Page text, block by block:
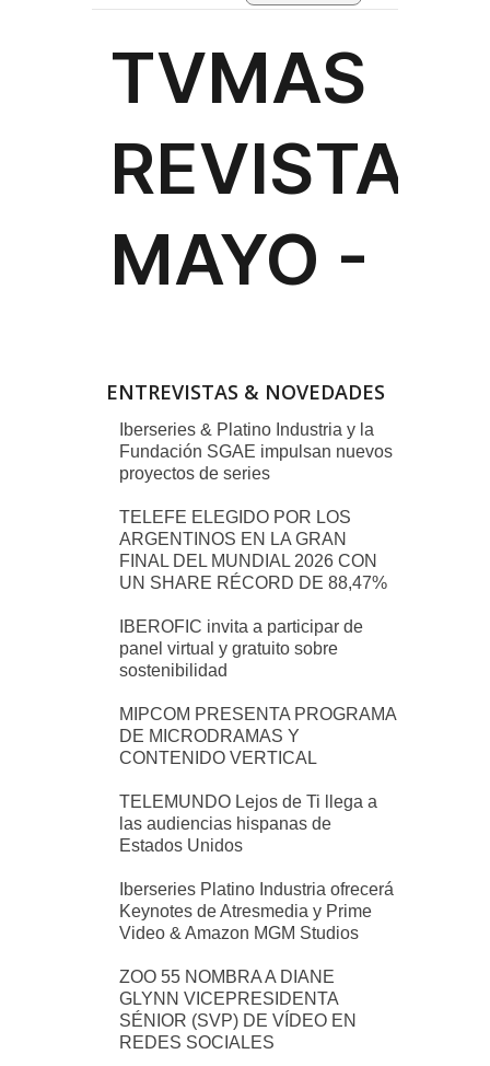
ENTREVISTAS & NOVEDADES
Iberseries & Platino Industria y la
Fundación SGAE impulsan nuevos
proyectos de series
TELEFE ELEGIDO POR LOS
ARGENTINOS EN LA GRAN
FINAL DEL MUNDIAL 2026 CON
UN SHARE RÉCORD DE 88,47%
IBEROFIC invita a participar de
panel virtual y gratuito sobre
sostenibilidad
MIPCOM PRESENTA PROGRAMA
DE MICRODRAMAS Y
CONTENIDO VERTICAL
TELEMUNDO Lejos de Ti llega a
las audiencias hispanas de
Estados Unidos
Iberseries Platino Industria ofrecerá
Keynotes de Atresmedia y Prime
Video & Amazon MGM Studios
ZOO 55 NOMBRA A DIANE
GLYNN VICEPRESIDENTA
SÉNIOR (SVP) DE VÍDEO EN
REDES SOCIALES